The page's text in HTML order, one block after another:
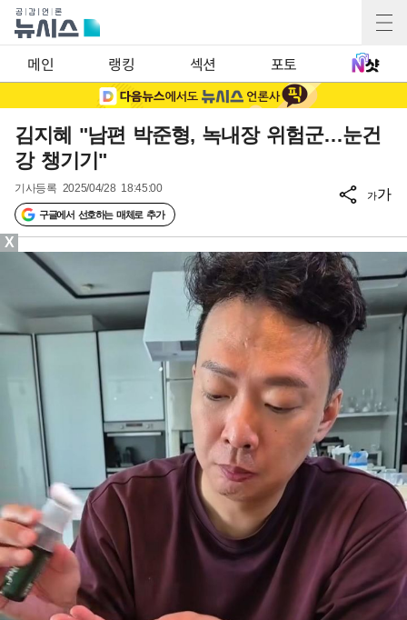
메인 랭킹 섹션 포토
김지혜 "남편 박준형, 녹내장 위험군…눈건
강 챙기기"
기사등록 2025/04/28 18:45:00
구글에서 선호하는 매체로 추가
가가
X